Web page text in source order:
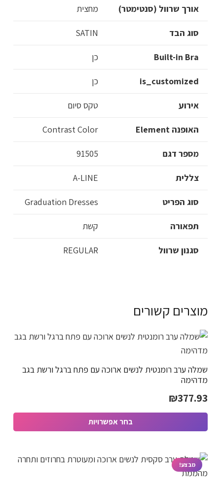
אורך שרוול (סנטימטר) מחצית
סוג הבד SATIN
Built-in Bra כן
is_customized כן
אירוע טקס סיום
האופנה Element Contrast Color
מספר דגם 91505
צללית A-LINE
סוג הפריט Graduation Dresses
תפאורה קשת
סגנון שרוול REGULAR
מוצרים קשורים
שמלה ערב רומנטית לנשים ארוכה עם פתח ברגל ורשת בגב
מדהימה
₪377.93
בחר אפשרויות
זה
יש
מספר
מבצע!